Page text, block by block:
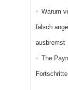
Warum
falsch
ausbremst
The